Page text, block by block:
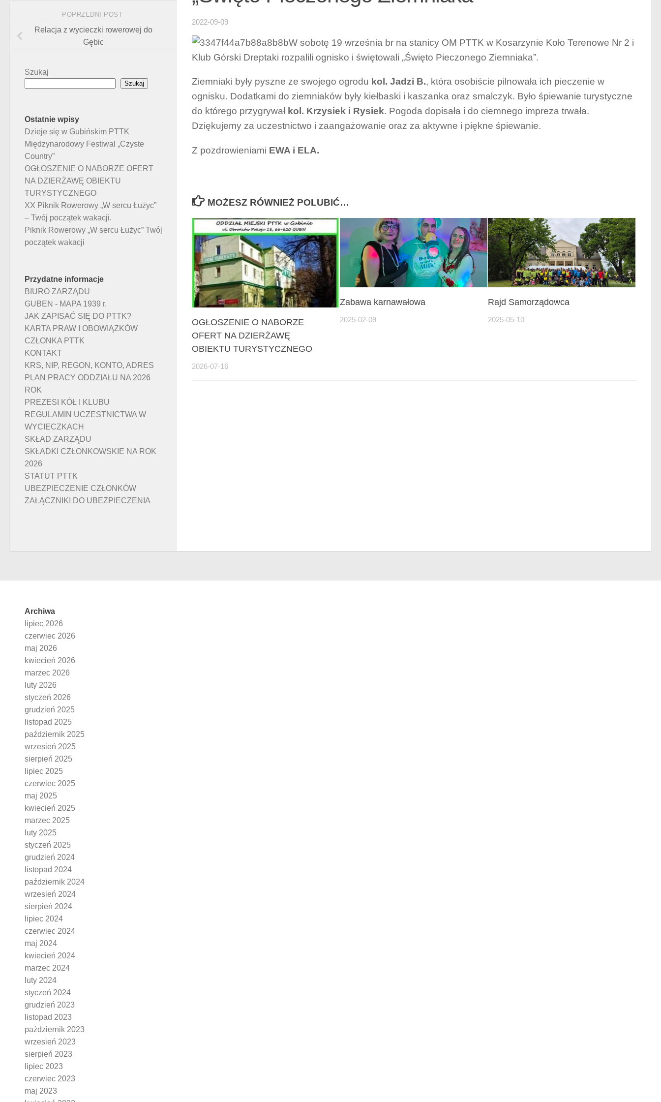
2022-09-09
W sobotę 19 września br na stanicy OM PTTK w Kosarzynie Koło Terenowe Nr 2 i
Klub Górski Dreptaki rozpalili ognisko i świętowali „Święto Pieczonego Ziemniaka”.
Ziemniaki były pyszne ze swojego ogrodu kol. Jadzi B., która osobiście pilnowała ich pieczenie w
ognisku. Dodatkami do ziemniaków były kiełbaski i kaszanka oraz smalczyk. Było śpiewanie turystyczne
do którego przygrywał kol. Krzysiek i Rysiek. Pogoda dopisała i do ciemnego impreza trwała.
Dziękujemy za uczestnictwo i zaangażowanie oraz za aktywne i piękne śpiewanie.
Z pozdrowieniami EWA i ELA.
MOŻESZ RÓWNIEŻ POLUBIĆ…
OGŁOSZENIE O NABORZE
OFERT NA DZIERŻAWĘ
OBIEKTU TURYSTYCZNEGO
2026-07-16
Zabawa karnawałowa
2025-02-09
Rajd Samorządowca
2025-05-10
POPRZEDNI POST
Relacja z wycieczki rowerowej do
Gębic
Szukaj
Szukaj
Ostatnie wpisy
Dzieje się w Gubińskim PTTK
Międzynarodowy Festiwal „Czyste
Country”
OGŁOSZENIE O NABORZE OFERT
NA DZIERŻAWĘ OBIEKTU
TURYSTYCZNEGO
XX Piknik Rowerowy „W sercu Łużyc”
– Twój początek wakacji.
Piknik Rowerowy „W sercu Łużyc” Twój
początek wakacji
Przydatne informacje
BIURO ZARZĄDU
GUBEN - MAPA 1939 r.
JAK ZAPISAĆ SIĘ DO PTTK?
KARTA PRAW I OBOWIĄZKÓW
CZŁONKA PTTK
KONTAKT
KRS, NIP, REGON, KONTO, ADRES
PLAN PRACY ODDZIAŁU NA 2026
ROK
PREZESI KÓŁ I KLUBU
REGULAMIN UCZESTNICTWA W
WYCIECZKACH
SKŁAD ZARZĄDU
SKŁADKI CZŁONKOWSKIE NA ROK
2026
STATUT PTTK
UBEZPIECZENIE CZŁONKÓW
ZAŁĄCZNIKI DO UBEZPIECZENIA
Archiwa
lipiec 2026
czerwiec 2026
maj 2026
kwiecień 2026
marzec 2026
luty 2026
styczeń 2026
grudzień 2025
listopad 2025
październik 2025
wrzesień 2025
sierpień 2025
lipiec 2025
czerwiec 2025
maj 2025
kwiecień 2025
marzec 2025
luty 2025
styczeń 2025
grudzień 2024
listopad 2024
październik 2024
wrzesień 2024
sierpień 2024
lipiec 2024
czerwiec 2024
maj 2024
kwiecień 2024
marzec 2024
luty 2024
styczeń 2024
grudzień 2023
listopad 2023
październik 2023
wrzesień 2023
sierpień 2023
lipiec 2023
czerwiec 2023
maj 2023